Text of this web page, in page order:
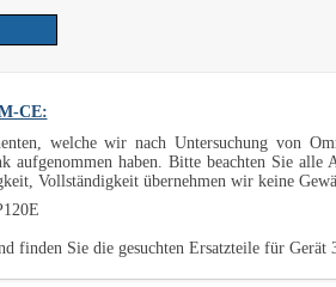
CE:
welche wir nach Untersuchung von
aufgenommen haben. Bitte beachten Sie alle
Vollständigkeit übernehmen wir keine
finden Sie die gesuchten Ersatzteile für